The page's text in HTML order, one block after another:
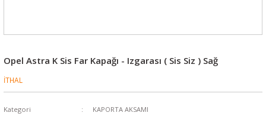
Opel Astra K Sis Far Kapağı - Izgarası ( Sis Siz ) Sağ
İTHAL
Kategori
KAPORTA AKSAMI